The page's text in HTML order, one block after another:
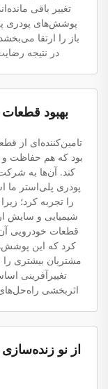
تغییر باقی
پوشش‌های پودری
باز را ارتقا
در نتیجه
بهبود
تامین‌کننده‌ای از
بود که هم حفاظت
کند. آن‌ها به
پودری پلی‌استر ما
را تجربه کرد؛
شیمیایی و سایش
قطعات خودرویی
کرد که این
مشتریان بیشتری
تغییرآفرینی
اثربخشی
از نو